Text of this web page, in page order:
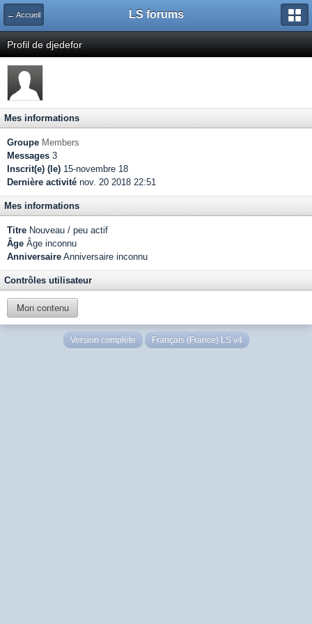
← Accueil LS forums
Profil de djedefor
Mes informations
Groupe Members
Messages 3
Inscrit(e) (le) 15-novembre 18
Dernière activité nov. 20 2018 22:51
Mes informations
Titre Nouveau / peu actif
Âge Âge inconnu
Anniversaire Anniversaire inconnu
Contrôles utilisateur
Mon contenu
Version complète Français (France) LS v4